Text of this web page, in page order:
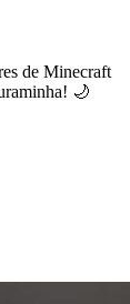
de Minecraft
🌙